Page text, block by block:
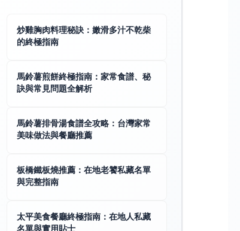
炒雞胸肉料理秘訣：嫩滑多汁不乾柴
的終極指南
馬鈴薯煎餅終極指南：家常食譜、秘
訣與常見問題全解析
馬鈴薯排骨湯食譜全攻略：台灣家常
美味做法與餐廳推薦
板橋鐵板燒推薦：在地老饕私藏名單
與完整指南
太平美食餐廳終極指南：在地人私藏
名單與實用貼士